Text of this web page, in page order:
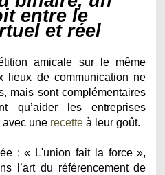
entre le
et réel
amicale sur le même
lieux de communication ne
mais sont complémentaires
qu’aider les entreprises
avec une recette à leur goût.
: « L'union fait la force »,
l’art du référencement de